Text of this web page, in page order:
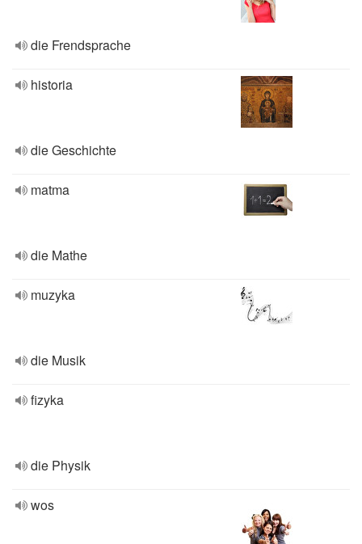
die Frendsprache
historia
die Geschichte
matma
die Mathe
muzyka
die Musik
fizyka
die Physik
wos